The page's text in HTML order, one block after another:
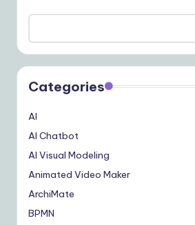
Categories
AI
AI Chatbot
AI Visual Modeling
Animated Video Maker
ArchiMate
BPMN